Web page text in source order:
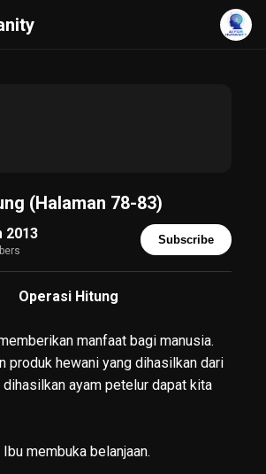
(Halaman 78-83)
2013 Subscribe
Operasi Hitung
manfaat bagi manusia.
produk hewani yang dihasilkan dari
dihasilkan ayam petelur dapat kita
membuka belanjaan.